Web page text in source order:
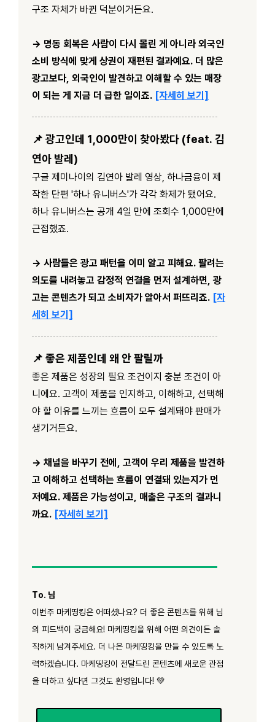
구조 자체가 바뀐 덕분이거든요.
→ 명동 회복은 사람이 다시 몰린 게 아니라 외국인
소비 방식에 맞게 상권이 재편된 결과예요. 더 많은
광고보다, 외국인이 발견하고 이해할 수 있는 매장
이 되는 게 지금 더 급한 일이죠. [자세히 보기]
📌 광고인데 1,000만이 찾아봤다 (feat. 김
연아 발레)
구글 제미나이의 김연아 발레 영상, 하나금융이 제
작한 단편 '하나 유니버스'가 각각 화제가 됐어요.
하나 유니버스는 공개 4일 만에 조회수 1,000만에
근접했죠.
→ 사람들은 광고 패턴을 이미 알고 피해요. 팔려는
의도를 내려놓고 감정적 연결을 먼저 설계하면, 광
고는 콘텐츠가 되고 소비자가 알아서 퍼뜨리죠. [자
세히 보기]
📌 좋은 제품인데 왜 안 팔릴까
좋은 제품은 성장의 필요 조건이지 충분 조건이 아
니에요. 고객이 제품을 인지하고, 이해하고, 선택해
야 할 이유를 느끼는 흐름이 모두 설계돼야 판매가
생기거든요.
→ 채널을 바꾸기 전에, 고객이 우리 제품을 발견하
고 이해하고 선택하는 흐름이 연결돼 있는지가 먼
저예요. 제품은 가능성이고, 매출은 구조의 결과니
까요. [자세히 보기]
To. 님
이번주 마케띵킹은 어떠셨나요? 더 좋은 콘텐츠를 위해 님
의 피드백이 궁금해요! 마케띵킹을 위해 어떤 의견이든 솔
직하게 남겨주세요. 더 나은 마케띵킹을 만들 수 있도록 노
력하겠습니다. 마케띵킹이 전달드린 콘텐츠에 새로운 관점
을 더하고 싶다면 그것도 환영입니다! 💚